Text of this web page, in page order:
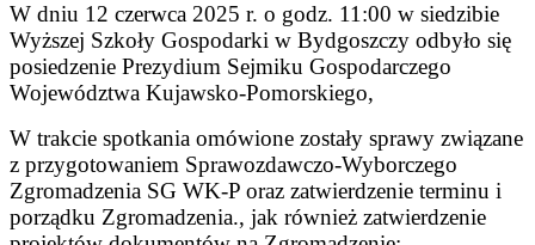
W dniu 12 czerwca 2025 r. o godz. 11:00 w siedzibie
Wyższej Szkoły Gospodarki w Bydgoszczy odbyło się
posiedzenie Prezydium Sejmiku Gospodarczego
Województwa Kujawsko-Pomorskiego,
W trakcie spotkania omówione zostały sprawy związane
z przygotowaniem Sprawozdawczo-Wyborczego
Zgromadzenia SG WK-P oraz zatwierdzenie terminu i
porządku Zgromadzenia., jak również zatwierdzenie